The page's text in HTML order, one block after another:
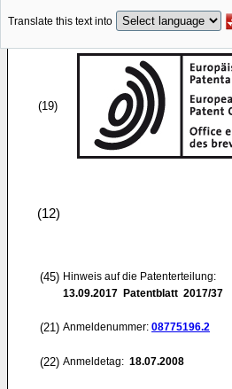
Translate this text into
(19)
(12)
(45) Hinweis auf die Patenterteilung:
13.09.2017 Patentblatt 2017/37
(21) Anmeldenummer: 08775196.2
(22) Anmeldetag: 18.07.2008